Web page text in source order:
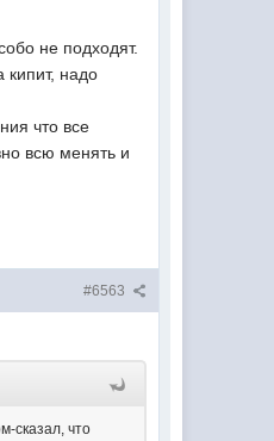
не подходят.
кипит, надо
что все
всю менять и
#6563
сказал, что